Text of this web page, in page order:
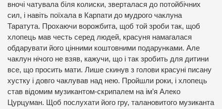
вночі чатувала біля колиски, зверталася до потойбічних
сил, і навіть поїхала в Карпати до мудрого чаклуна
Таратута. Прохаючи ворожбита, щоб той зроби так, щоб
хлопець мав честь серед людей, красуня намагалася
обдарувати його цінними коштовними подарунками. Але
чаклун нічого не взяв, кажучи, що і так зробить для дитини
все, що просить мати. Лише скинув з голови красуні писану
хустку і довго чаклував над нею. Пройшли роки, і хлопець
став відомим музикантом-скрипалем на ім’я Алеко
Цурцуман. Щоб послухати його гру, талановитого музиканта